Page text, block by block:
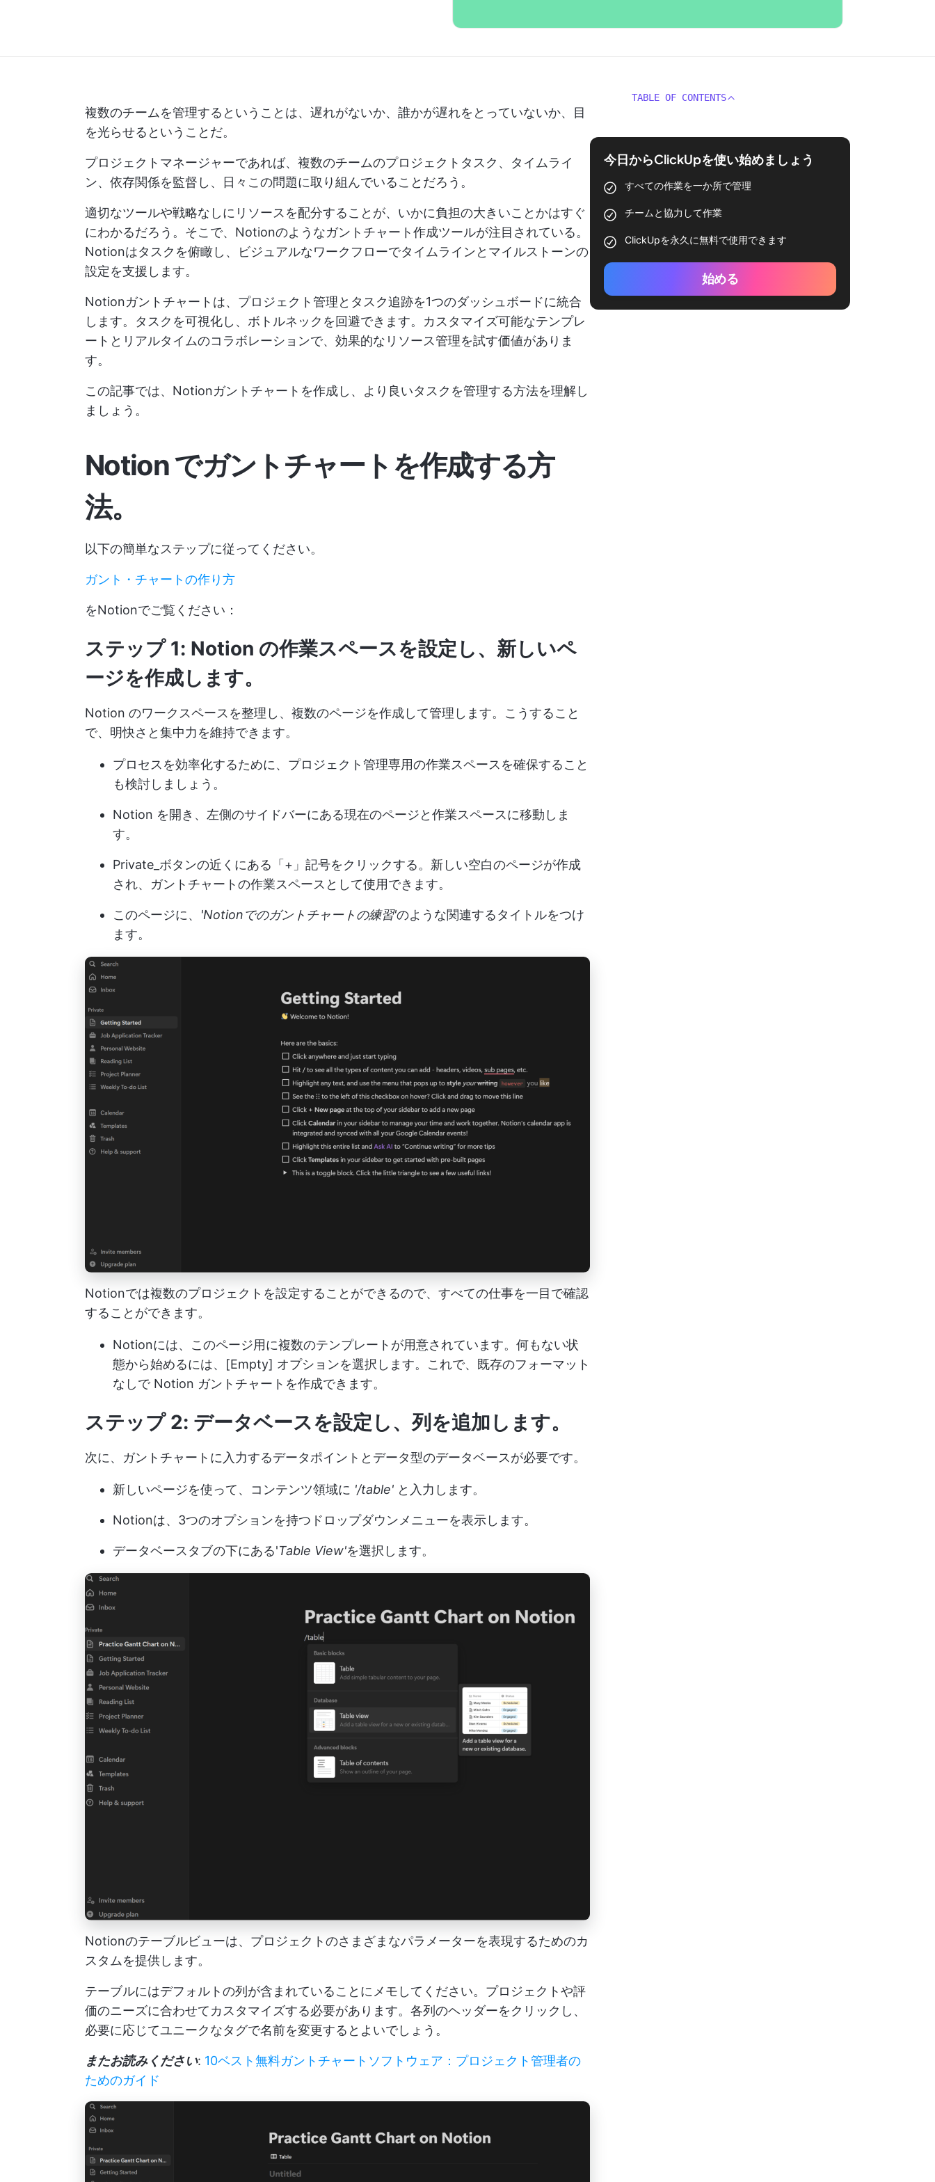
複数のチームを管理するということは、遅れがないか、誰かが遅れをとっていないか、目
を光らせるということだ。
プロジェクトマネージャーであれば、複数のチームのプロジェクトタスク、タイムライ
ン、依存関係を監督し、日々この問題に取り組んでいることだろう。
適切なツールや戦略なしにリソースを配分することが、いかに負担の大きいことかはすぐ
にわかるだろう。そこで、Notionのようなガントチャート作成ツールが注目されている。
Notionはタスクを俯瞰し、ビジュアルなワークフローでタイムラインとマイルストーンの
設定を支援します。
Notionガントチャートは、プロジェクト管理とタスク追跡を1つのダッシュボードに統合
します。タスクを可視化し、ボトルネックを回避できます。カスタマイズ可能なテンプレ
ートとリアルタイムのコラボレーションで、効果的なリソース管理を試す価値がありま
す。
この記事では、Notionガントチャートを作成し、より良いタスクを管理する方法を理解し
ましょう。
Notion でガントチャートを作成する方
法。
以下の簡単なステップに従ってください。
ガント・チャートの作り方
をNotionでご覧ください：
ステップ 1: Notion の作業スペースを設定し、新しいペ
ージを作成します。
Notion のワークスペースを整理し、複数のページを作成して管理します。こうすること
で、明快さと集中力を維持できます。
プロセスを効率化するために、プロジェクト管理専用の作業スペースを確保すること
も検討しましょう。
Notion を開き、左側のサイドバーにある現在のページと作業スペースに移動しま
す。
Private_ボタンの近くにある「+」記号をクリックする。新しい空白のページが作成
され、ガントチャートの作業スペースとして使用できます。
このページに、 'Notionでのガントチャートの練習'のような関連するタイトルをつけ
ます。
Notionでは複数のプロジェクトを設定することができるので、すべての仕事を一目で確認
することができます。
Notionには、このページ用に複数のテンプレートが用意されています。何もない状
態から始めるには、[Empty] オプションを選択します。これで、既存のフォーマット
なしで Notion ガントチャートを作成できます。
ステップ 2: データベースを設定し、列を追加します。
次に、ガントチャートに入力するデータポイントとデータ型のデータベースが必要です。
新しいページを使って、コンテンツ領域に '/table' と入力します。
Notionは、3つのオプションを持つドロップダウンメニューを表示します。
データベースタブの下にある'Table View'を選択します。
Notionのテーブルビューは、プロジェクトのさまざまなパラメーターを表現するためのカ
スタムを提供します。
テーブルにはデフォルトの列が含まれていることにメモしてください。プロジェクトや評
価のニーズに合わせてカスタマイズする必要があります。各列のヘッダーをクリックし、
必要に応じてユニークなタグで名前を変更するとよいでしょう。
またお読みください: 10ベスト無料ガントチャートソフトウェア：プロジェクト管理者の
ためのガイド
TABLE OF CONTENTS
今日からClickUpを使い始めましょう
すべての作業を一か所で管理
チームと協力して作業
ClickUpを永久に無料で使用できます
始める